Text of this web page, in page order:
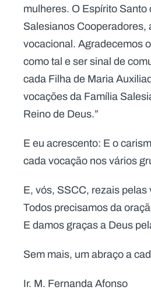
mulheres. O Espírito
Salesianos
vocacional. Agradecemos
como tal e ser sinal de
cada Filha de Maria
vocações da Família
Reino de Deus.”
E eu acrescento: E o
cada vocação nos vários
E, vós, SSCC, rezais
Todos precisamos da
E damos graças a Deus
Sem mais, um abraço a
Ir. M. Fernanda Afonso